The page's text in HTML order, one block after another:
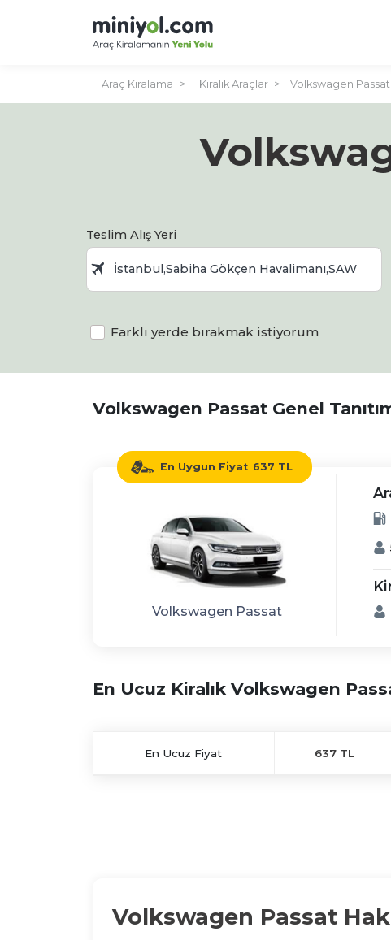
Araç Kiralama Kiralık Araçlar Volkswagen
Teslim Alış Yeri
Farklı yerde bırakmak istiyorum
Volkswagen Passat Genel
En Uygun Fiyat 637 TL
Volkswagen Passat
En Ucuz Kiralık Volkswagen
En Ucuz Fiyat 637 TL
Volkswagen Passat